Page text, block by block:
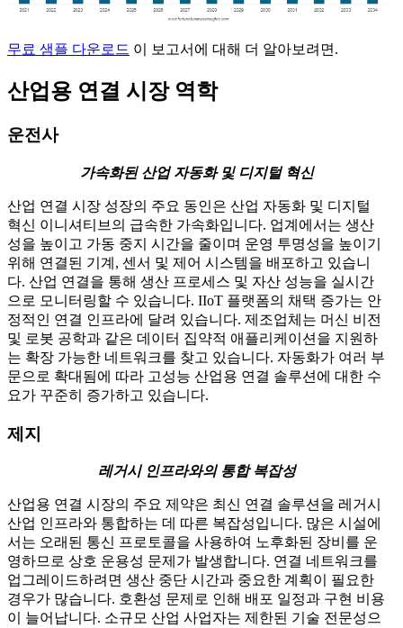
무료 샘플 다운로드 이 보고서에 대해 더 알아보려면.
산업용 연결 시장 역학
운전사
가속화된 산업 자동화 및 디지털 혁신
산업 연결 시장 성장의 주요 동인은 산업 자동화 및 디지털
혁신 이니셔티브의 급속한 가속화입니다. 업계에서는 생산
성을 높이고 가동 중지 시간을 줄이며 운영 투명성을 높이기
위해 연결된 기계, 센서 및 제어 시스템을 배포하고 있습니
다. 산업 연결을 통해 생산 프로세스 및 자산 성능을 실시간
으로 모니터링할 수 있습니다. IIoT 플랫폼의 채택 증가는 안
정적인 연결 인프라에 달려 있습니다. 제조업체는 머신 비전
및 로봇 공학과 같은 데이터 집약적 애플리케이션을 지원하
는 확장 가능한 네트워크를 찾고 있습니다. 자동화가 여러 부
문으로 확대됨에 따라 고성능 산업용 연결 솔루션에 대한 수
요가 꾸준히 증가하고 있습니다.
제지
레거시 인프라와의 통합 복잡성
산업용 연결 시장의 주요 제약은 최신 연결 솔루션을 레거시
산업 인프라와 통합하는 데 따른 복잡성입니다. 많은 시설에
서는 오래된 통신 프로토콜을 사용하여 노후화된 장비를 운
영하므로 상호 운용성 문제가 발생합니다. 연결 네트워크를
업그레이드하려면 생산 중단 시간과 중요한 계획이 필요한
경우가 많습니다. 호환성 문제로 인해 배포 일정과 구현 비용
이 늘어납니다. 소규모 산업 사업자는 제한된 기술 전문성으